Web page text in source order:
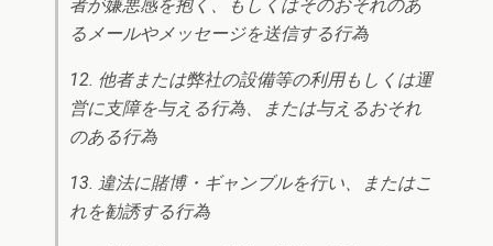
者が嫌悪感を抱く、もしくはそのおそれのあ
るメールやメッセージを送信する行為
12. 他者または弊社の設備等の利用もしくは運
営に支障を与える行為、または与えるおそれ
のある行為
13. 違法に賭博・ギャンブルを行い、またはこ
れを勧誘する行為